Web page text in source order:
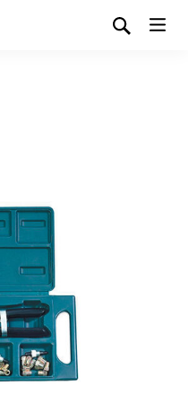
Chave de